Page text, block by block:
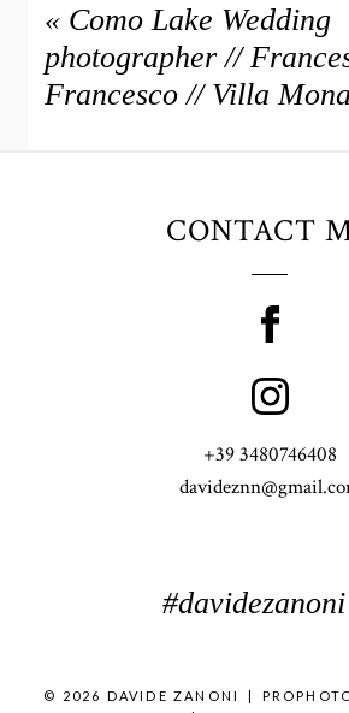
« Como Lake Wedding
photographer //
Francesco // Villa
CONTACT
+39 3480746408
© 2026 DAVIDE ZANONI